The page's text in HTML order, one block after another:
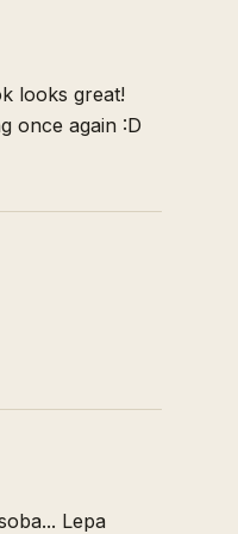
looks great!
once again :D
Lepa